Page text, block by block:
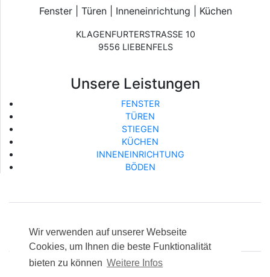
Wir verwenden auf unserer Webseite
Cookies, um Ihnen die beste Funktionalität
bieten zu können Weitere Infos
Fenster Türen Inneneinrichtung Küchen
KLAGENFURTERSTRASSE 10
9556 LIEBENFELS
Unsere Leistungen
FENSTER
TÜREN
STIEGEN
KÜCHEN
INNENEINRICHTUNG
BÖDEN
Email:office@christian-schneeberger.at